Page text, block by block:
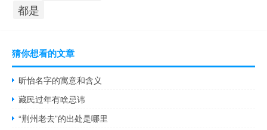
都是
猜你想看的文章
昕怡名字的寓意和含义
藏民过年有啥忌讳
“荆州老去”的出处是哪里